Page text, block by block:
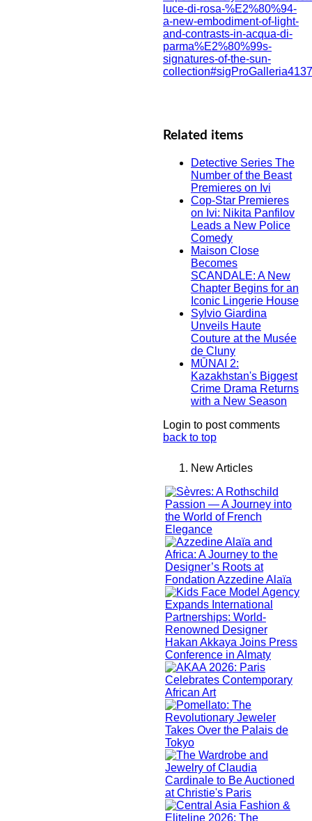
luce-di-rosa-%E2%80%94-
a-new-embodiment-of-light-
and-contrasts-in-acqua-di-
parma%E2%80%99s-
signatures-of-the-sun-
Related items
Detective Series The
Number of the Beast
Premieres on Ivi
Cop-Star Premieres
on Ivi: Nikita Panfilov
Leads a New Police
Comedy
Maison Close
Becomes
SCANDALE: A New
Chapter Begins for an
Iconic Lingerie House
Sylvio Giardina
Unveils Haute
Couture at the Musée
de Cluny
MŪNAI 2:
Kazakhstan's Biggest
Crime Drama Returns
with a New Season
Login to post comments
back to top
New Articles